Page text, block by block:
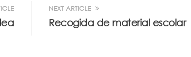
NEXT ARTICLE
Recogida de material escolar